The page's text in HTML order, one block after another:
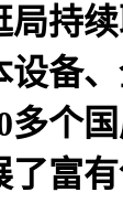
持
备
多个
了富